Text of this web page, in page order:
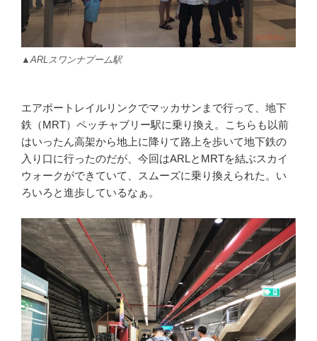
▲ARLスワンナプーム駅
エアポートレイルリンクでマッカサンまで行って、地下
鉄（MRT）ペッチャブリー駅に乗り換え。こちらも以前
はいったん高架から地上に降りて路上を歩いて地下鉄の
入り口に行ったのだが、今回はARLとMRTを結ぶスカイ
ウォークができていて、スムーズに乗り換えられた。い
ろいろと進歩しているなぁ。